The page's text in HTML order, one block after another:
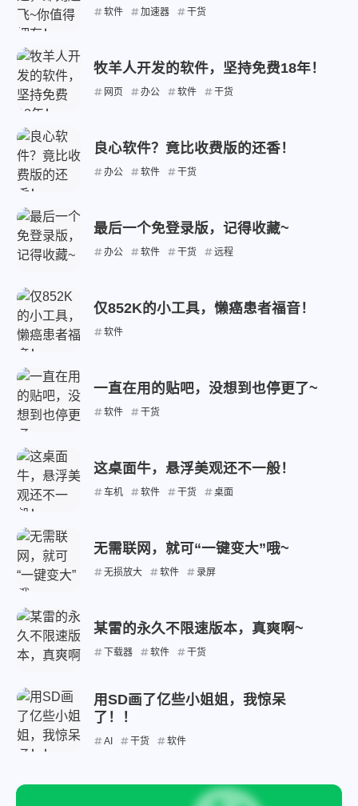
微信 支付宝
软件 加速器 干货
牧羊人开发的软件，坚持免费18年！
网页 办公 软件 干货
良心软件？竟比收费版的还香！
办公 软件 干货
最后一个免登录版，记得收藏~
办公 软件 干货 远程
仅852K的小工具，懒癌患者福音！
软件
一直在用的贴吧，没想到也停更了~
软件 干货
这桌面牛，悬浮美观还不一般！
车机 软件 干货 桌面
无需联网，就可“一键变大”哦~
无损放大 软件 录屏
某雷的永久不限速版本，真爽啊~
下载器 软件 干货
用SD画了亿些小姐姐，我惊呆
了！！
AI 干货 软件